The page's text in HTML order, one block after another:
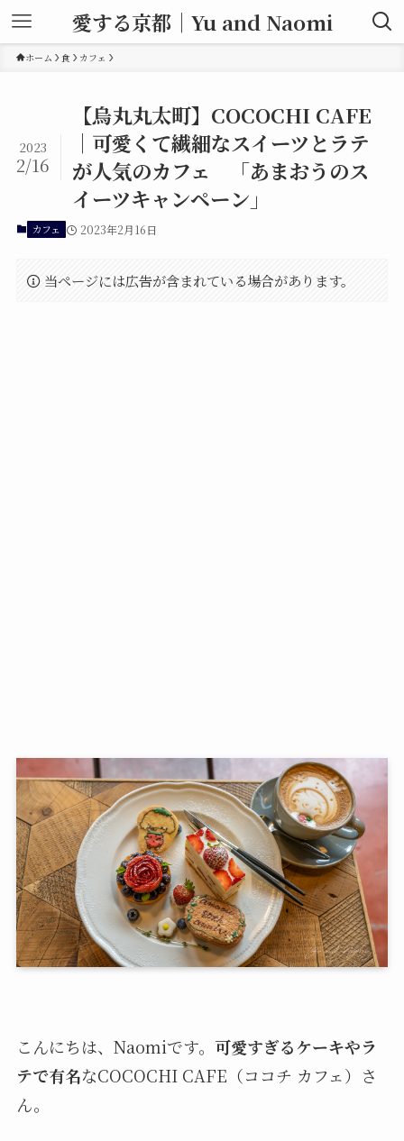
愛する京都｜Yu and Naomi
ホーム 食 カフェ
【烏丸丸太町】COCOCHI CAFE
｜可愛くて繊細なスイーツとラテ
が人気のカフェ 「あまおうのス
イーツキャンペーン」
2023
2/16
カフェ 2023年2月16日
当ページには広告が含まれている場合があります。
こんにちは、Naomiです。 可愛すぎるケーキやラ
テで有名なCOCOCHI CAFE（ココチ カフェ）さ
ん。